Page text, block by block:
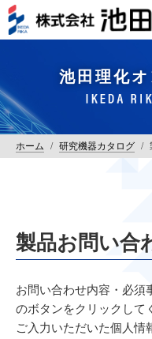
池田理化
ホーム / 研究機器カタログ /
製品お問い合
お問い合わせ内容・必須
のボタンをクリックして
ご入力いただいた個人情